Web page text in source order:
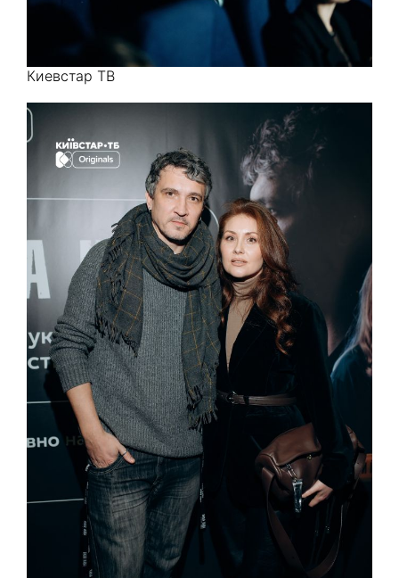
Киевстар ТВ